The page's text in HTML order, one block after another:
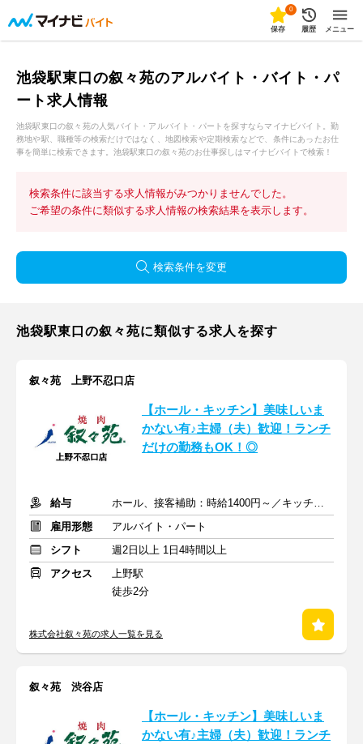
0
保存 履歴 メニュー
池袋駅東口の叙々苑のアルバイト・バイト・パ
ート求人情報
池袋駅東口の叙々苑の人気バイト・アルバイト・パートを探すならマイナビバイト。勤
務地や駅、職種等の検索だけではなく、地図検索や定期検索などで、条件にあったお仕
事を簡単に検索できます。池袋駅東口の叙々苑のお仕事探しはマイナビバイトで検索！
検索条件に該当する求人情報がみつかりませんでした。
ご希望の条件に類似する求人情報の検索結果を表示します。
検索条件を変更
池袋駅東口の叙々苑に類似する求人を探す
叙々苑 上野不忍口店
【ホール・キッチン】美味しいま
かない有♪主婦（夫）歓迎！ランチ
だけの勤務もOK！◎
給与
ホール、接客補助：時給1400円～／キッチン：時給1300円～
雇用形態
アルバイト・パート
シフト
週2日以上 1日4時間以上
アクセス
上野駅
徒歩2分
株式会社叙々苑の求人一覧を見る
叙々苑 渋谷店
【ホール・キッチン】美味しいま
かない有♪主婦（夫）歓迎！ランチ